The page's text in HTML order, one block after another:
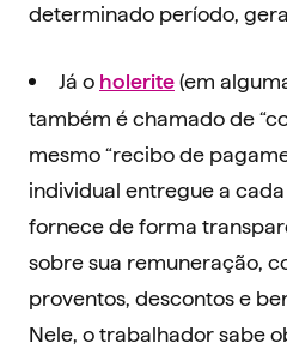
determinado período,
Já o holerite (em
também é chamado de
mesmo “recibo de
individual entregue a
fornece de forma
sobre sua remuneração,
proventos, descontos e
Nele, o trabalhador sabe